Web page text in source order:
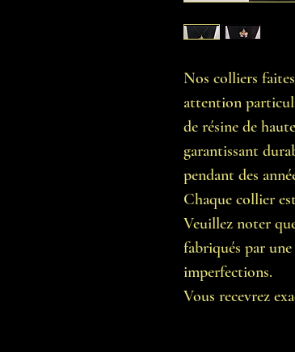
Nos colliers
attention
de résine de
garantissant
pendant des
Chaque collier
Veuillez noter
fabriqués par
imperfections.
Vous recevrez